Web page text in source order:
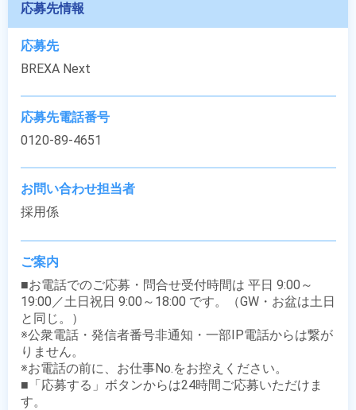
応募先情報
応募先
BREXA Next
応募先電話番号
0120-89-4651
お問い合わせ担当者
採用係
ご案内
■お電話でのご応募・問合せ受付時間は 平日 9:00～
19:00／土日祝日 9:00～18:00 です。（GW・お盆は土日
と同じ。）
※公衆電話・発信者番号非通知・一部IP電話からは繋が
りません。
※お電話の前に、お仕事No.をお控えください。
■「応募する」ボタンからは24時間ご応募いただけま
す。